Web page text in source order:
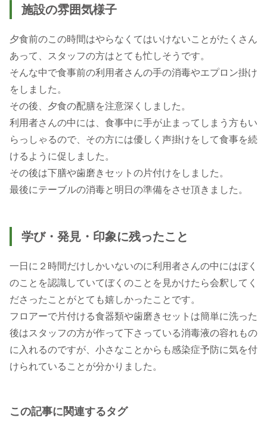
施設の雰囲気様子
夕食前のこの時間はやらなくてはいけないことがたくさん
あって、スタッフの方はとても忙しそうです。
そんな中で食事前の利用者さんの手の消毒やエプロン掛け
をしました。
その後、夕食の配膳を注意深くしました。
利用者さんの中には、食事中に手が止まってしまう方もい
らっしゃるので、その方には優しく声掛けをして食事を続
けるように促しました。
その後は下膳や歯磨きセットの片付けをしました。
最後にテーブルの消毒と明日の準備をさせ頂きました。
学び・発見・印象に残ったこと
一日に２時間だけしかいないのに利用者さんの中にはぼく
のことを認識していてぼくのことを見かけたら会釈してく
ださったことがとても嬉しかったことです。
フロアーで片付ける食器類や歯磨きセットは簡単に洗った
後はスタッフの方が作って下さっている消毒液の容れもの
に入れるのですが、小さなことからも感染症予防に気を付
けられていることが分かりました。
この記事に関連するタグ